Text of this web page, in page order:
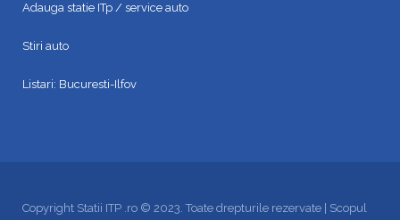
Adauga statie ITp / service auto
Stiri auto
Listari: Bucuresti-Ilfov
Copyright Statii ITP .ro © 2023. Toate drepturile rezervate | Scopul